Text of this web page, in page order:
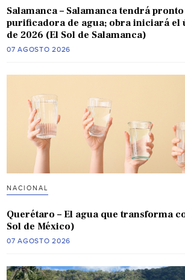
Salamanca – Salamanca tendrá
purificadora de agua; obra iniciará el
de 2026 (El Sol de Salamanca)
07 AGOSTO 2026
NACIONAL
Querétaro – El agua que transforma
Sol de México)
07 AGOSTO 2026